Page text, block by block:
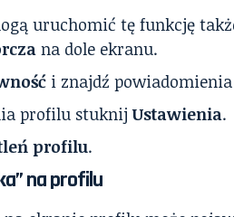
uruchomić tę funkcję
na dole ekranu.
i znajdź
profilu stuknijUstawienia.
profilu.
na profilu